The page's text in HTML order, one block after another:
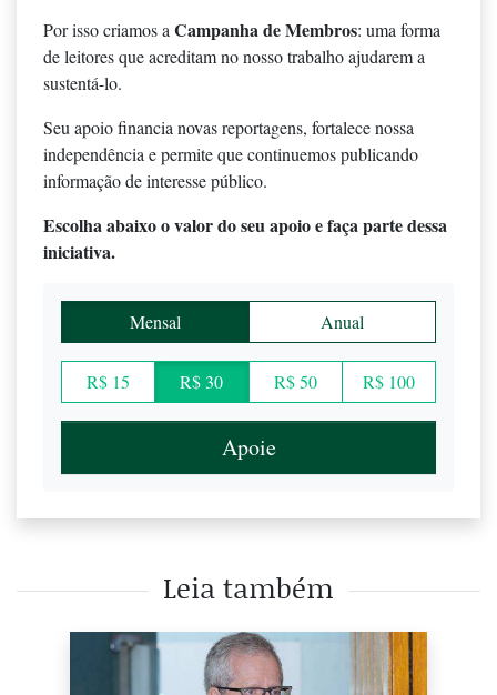
Por isso criamos aCampanha de Membros: uma forma
de leitores que acreditam no nosso trabalho ajudarem a
sustentá-lo.
Seu apoio financia novas reportagens, fortalece nossa
independência e permite que continuemos publicando
informação de interesse público.
Escolha abaixo o valor do seu apoio e faça parte dessa
iniciativa.
Mensal Anual
R$ 15 R$ 30 R$ 50 R$ 100
Apoie
Leia também